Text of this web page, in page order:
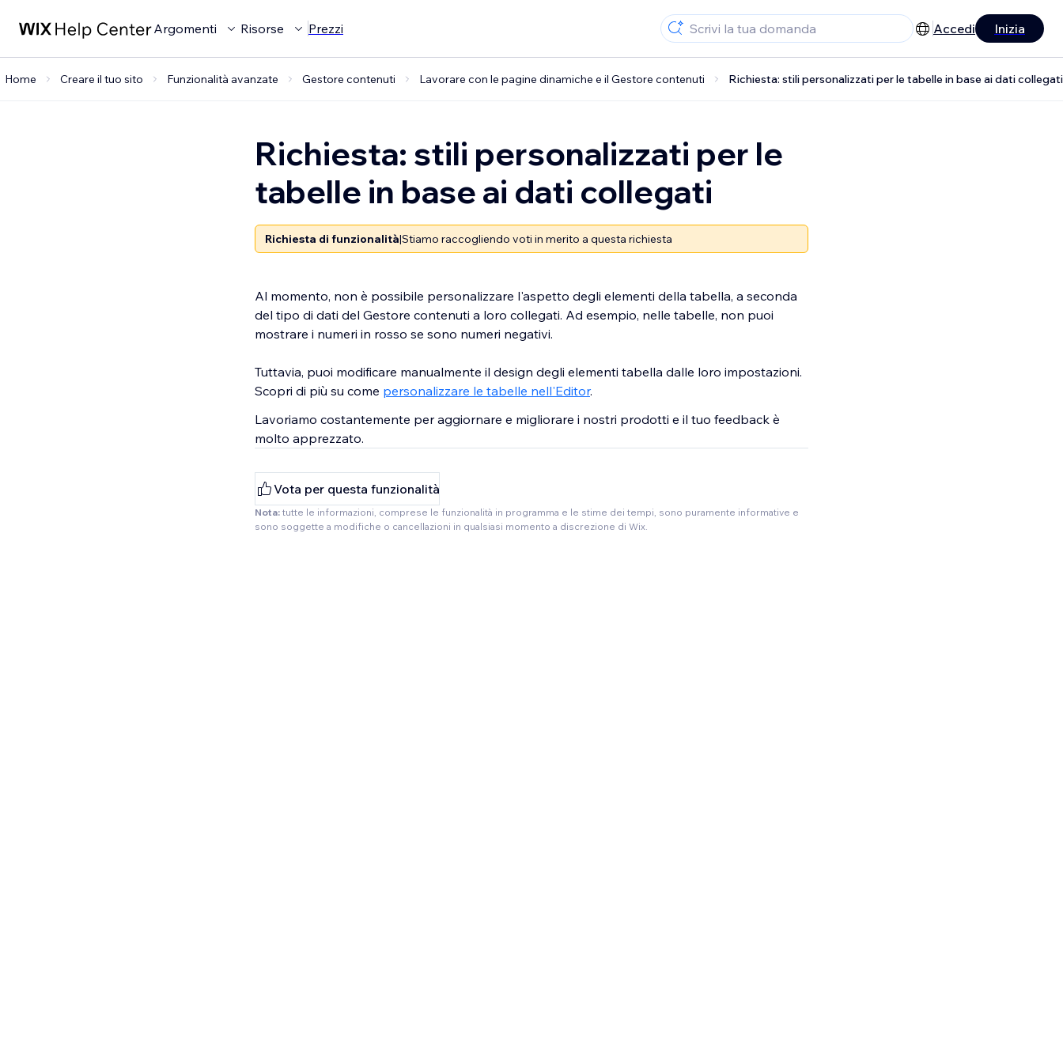
Argomenti Risorse Prezzi Accedi Inizia
Home Creare il tuo sito Funzionalità avanzate Gestore contenuti Lavorare con le pagine dinamiche e il Gestore contenuti Richiesta: stili personalizzati per le tabelle in base ai dati collegati
Richiesta: stili personalizzati per le
tabelle in base ai dati collegati
Richiesta di funzionalità|Stiamo raccogliendo voti in merito a questa richiesta
Al momento, non è possibile personalizzare l'aspetto degli elementi della tabella, a seconda
del tipo di dati del Gestore contenuti a loro collegati. Ad esempio, nelle tabelle, non puoi
mostrare i numeri in rosso se sono numeri negativi.
Tuttavia, puoi modificare manualmente il design degli elementi tabella dalle loro impostazioni.
Scopri di più su come personalizzare le tabelle nell'Editor.
Lavoriamo costantemente per aggiornare e migliorare i nostri prodotti e il tuo feedback è
molto apprezzato.
Vota per questa funzionalità
Nota: tutte le informazioni, comprese le funzionalità in programma e le stime dei tempi, sono puramente informative e
sono soggette a modifiche o cancellazioni in qualsiasi momento a discrezione di Wix.